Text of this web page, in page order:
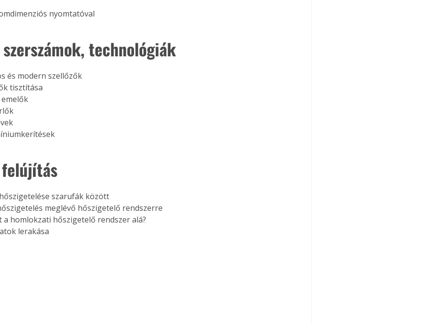
nyomtatóval
technológiák
és modern szellőzők
tisztítása
szarufák között
meglévő hőszigetelő rendszerre
a homlokzati hőszigetelő rendszer alá?
lerakása